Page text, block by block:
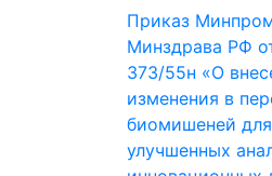
Приказ
Минздрава РФ
373/55н «О
изменения в
биомишеней
улучшенных